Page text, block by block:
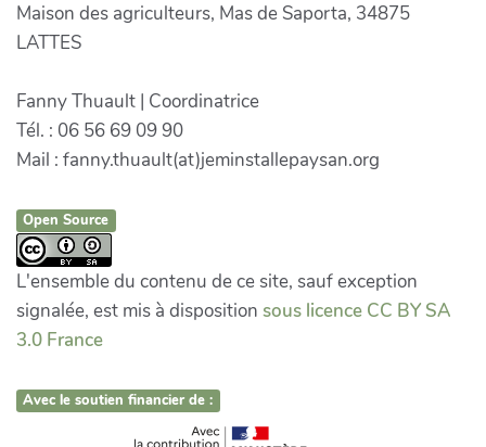
Maison des agriculteurs, Mas de Saporta, 34875
LATTES
Fanny Thuault | Coordinatrice
Tél. : 06 56 69 09 90
Mail : fanny.thuault(at)jeminstallepaysan.org
Open Source
L'ensemble du contenu de ce site, sauf exception
signalée, est mis à disposition sous licence CC BY SA
3.0 France
Avec le soutien financier de :